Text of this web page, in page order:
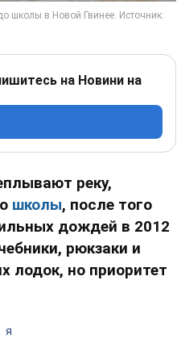
на Новини на
реку,
школы, после того
дождей в 2012
рюкзаки и
лодок, но приоритет